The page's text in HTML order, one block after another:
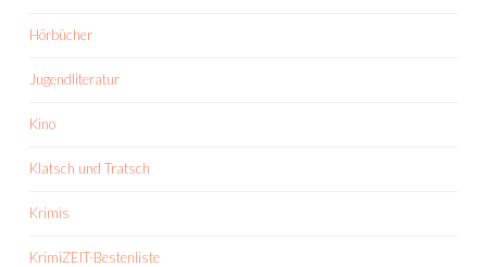
Hörbücher
Jugendliteratur
Kino
Klatsch und Tratsch
Krimis
KrimiZEIT-Bestenliste